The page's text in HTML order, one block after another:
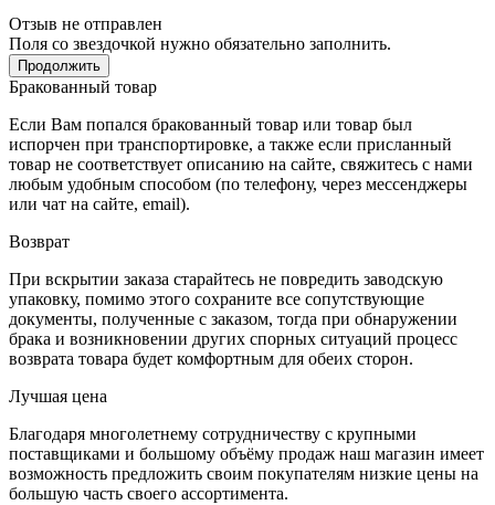
Отзыв не отправлен
Поля со звездочкой нужно обязательно заполнить.
Продолжить
Бракованный товар
Если Вам попался бракованный товар или товар был
испорчен при транспортировке, а также если присланный
товар не соответствует описанию на сайте, свяжитесь с нами
любым удобным способом (по телефону, через мессенджеры
или чат на сайте, email).
Возврат
При вскрытии заказа старайтесь не повредить заводскую
упаковку, помимо этого сохраните все сопутствующие
документы, полученные с заказом, тогда при обнаружении
брака и возникновении других спорных ситуаций процесс
возврата товара будет комфортным для обеих сторон.
Лучшая цена
Благодаря многолетнему сотрудничеству с крупными
поставщиками и большому объёму продаж наш магазин имеет
возможность предложить своим покупателям низкие цены на
большую часть своего ассортимента.